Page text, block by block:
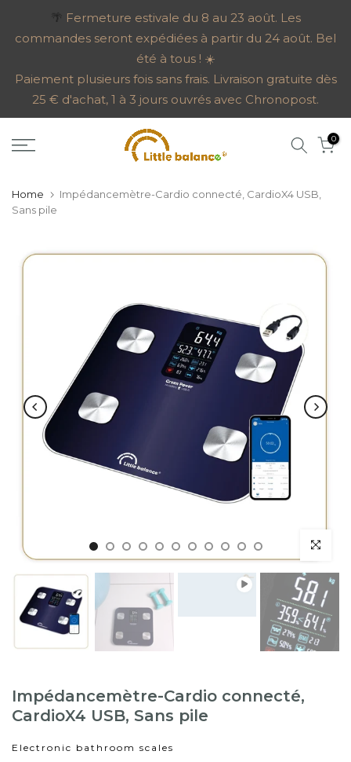
to
🌴 Fermeture estivale du 8 au 23 août. Les
commandes seront expédiées à partir du 24 août. Bel
été à tous ! ☀️
Paiement plusieurs fois sans frais. Livraison gratuite dès
25 € d'achat, 1 à 3 jours ouvrés avec Chronopost.
0
Home
Impédancemètre-Cardio connecté, CardioX4 USB,
Sans pile
Lecture
Impédancemètre-Cardio connecté,
CardioX4 USB, Sans pile
Electronic bathroom scales